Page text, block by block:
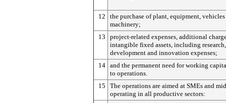
12
the purchase of plant, equipment,
machinery;
13
project-related expenses, additional
intangible fixed assets, including research,
development and innovation expenses;
14 and the permanent need for working
to operations.
15
The operations are aimed at SMEs and
operating in all productive sectors: